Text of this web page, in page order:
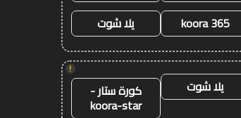
koora 365
يلا شوت
!
يلا شوت كورة ستار -
koora-star